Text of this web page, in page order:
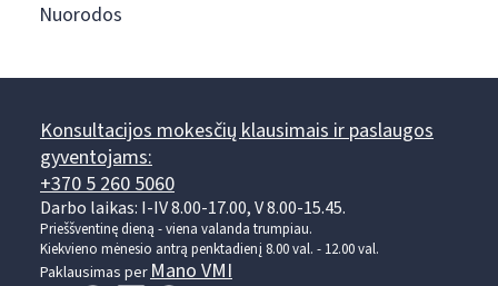
Nuorodos
Konsultacijos mokesčių klausimais ir paslaugos
gyventojams:
+370 5 260 5060
Darbo laikas: I-IV 8.00-17.00, V 8.00-15.45.
Prieššventinę dieną - viena valanda trumpiau.
Kiekvieno mėnesio antrą penktadienį 8.00 val. - 12.00 val.
Paklausimas perMano VMI